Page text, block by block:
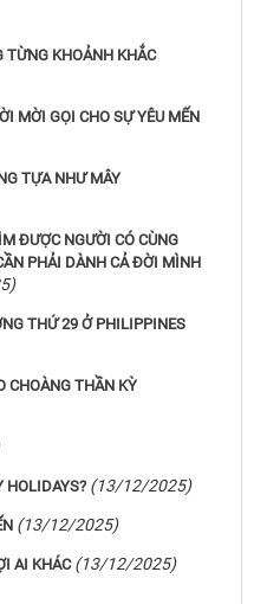
TỪNG KHOẢNH KHẮC
MỜI GỌI CHO SỰ YÊU MẾN
TỰA NHƯ MÂY
ĐƯỢC NGƯỜI CÓ CÙNG
PHẢI DÀNH CẢ ĐỜI MÌNH
THỨ 29 Ở PHILIPPINES
CHOÀNG THẦN KỲ
HOLIDAYS? (13/12/2025)
(13/12/2025)
AI KHÁC (13/12/2025)